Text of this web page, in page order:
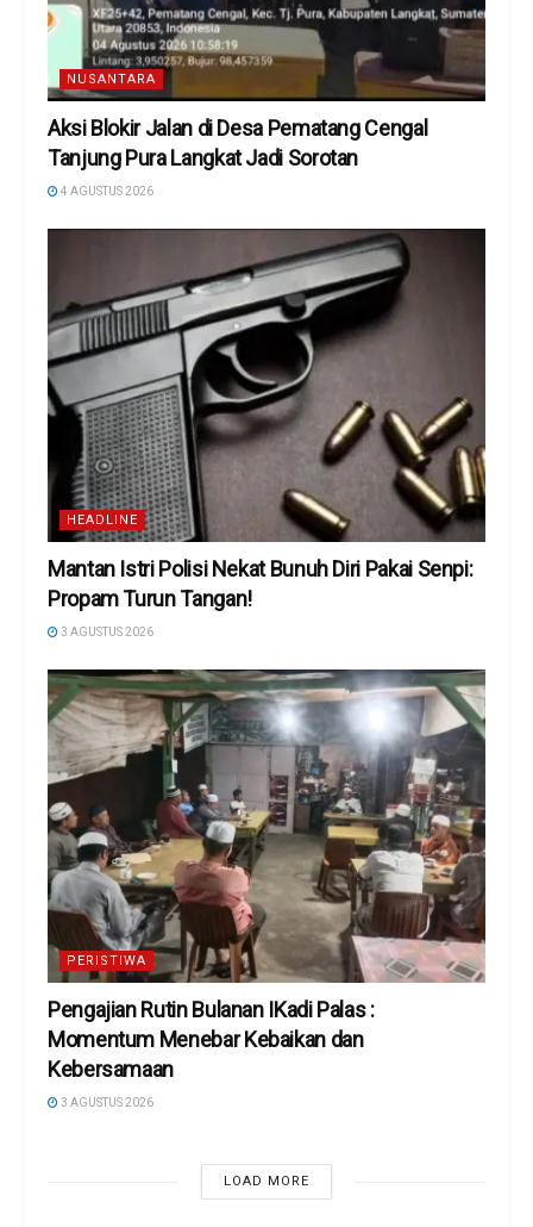
NUSANTARA
Aksi Blokir Jalan di Desa Pematang Cengal
Tanjung Pura Langkat Jadi Sorotan
4 AGUSTUS 2026
HEADLINE
Mantan Istri Polisi Nekat Bunuh Diri Pakai Senpi:
Propam Turun Tangan!
3 AGUSTUS 2026
PERISTIWA
Pengajian Rutin Bulanan IKadi Palas :
Momentum Menebar Kebaikan dan
Kebersamaan
3 AGUSTUS 2026
LOAD MORE